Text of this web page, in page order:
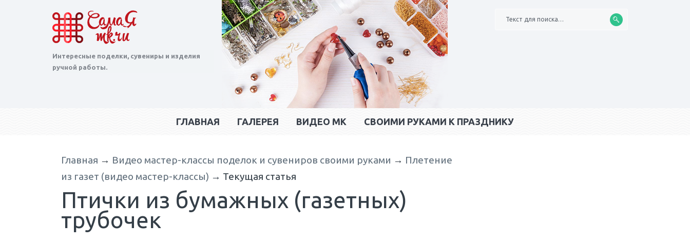
Интересные поделки, сувениры и изделия
ручной работы.
Текст для поиска…
ГЛАВНАЯ ГАЛЕРЕЯ ВИДЕО МК CВОИМИ РУКАМИ К ПРАЗДНИКУ
Главная → Видео мастер-классы поделок и сувениров своими руками → Плетение
из газет (видео мастер-классы) → Текущая статья
Птички из бумажных (газетных)
трубочек